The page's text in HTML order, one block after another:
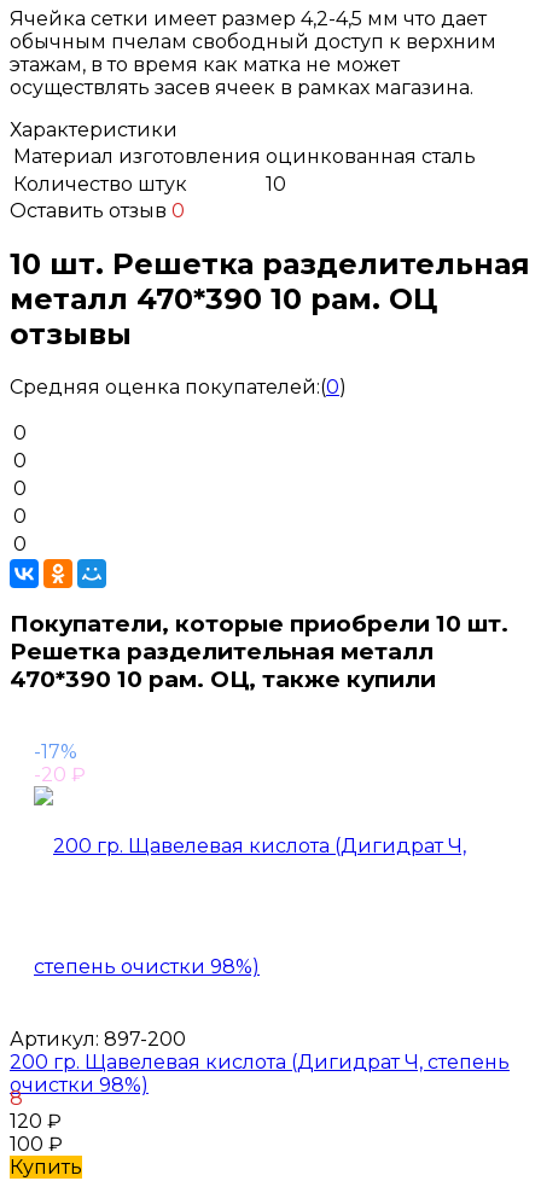
Ячейка сетки имеет размер 4,2-4,5 мм что дает
обычным пчелам свободный доступ к верхним
этажам, в то время как матка не может
осуществлять засев ячеек в рамках магазина.
Характеристики
Материал изготовления оцинкованная сталь
Количество штук
10
Оставить отзыв 0
10 шт. Решетка разделительная
металл 470*390 10 рам. ОЦ
отзывы
Средняя оценка покупателей:(0)
0
0
0
0
0
Покупатели, которые приобрели 10 шт.
Решетка разделительная металл
470*390 10 рам. ОЦ, также купили
-17%
-20 ₽
Артикул: 897-200
200 гр. Щавелевая кислота (Дигидрат Ч, степень
очистки 98%)
8
120 ₽
100 ₽
Купить